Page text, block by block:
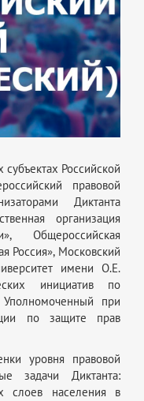
Российской
правовой
Диктанта
организация
Общероссийская
Россия», Московский
имени О.Е.
инициатив по
при
по защите прав
уровня правовой
задачи Диктанта:
слоев населения в